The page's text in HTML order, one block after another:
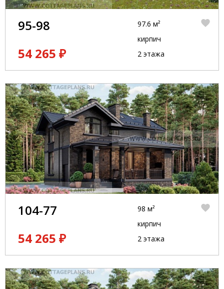
95-98
54 265 ₽
97.6 м²
кирпич
2 этажа
104-77
54 265 ₽
98 м²
кирпич
2 этажа